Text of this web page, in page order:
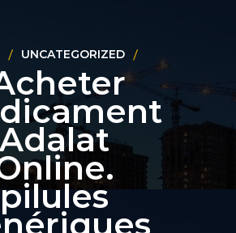
UNCATEGORIZED
Adalat
pilules